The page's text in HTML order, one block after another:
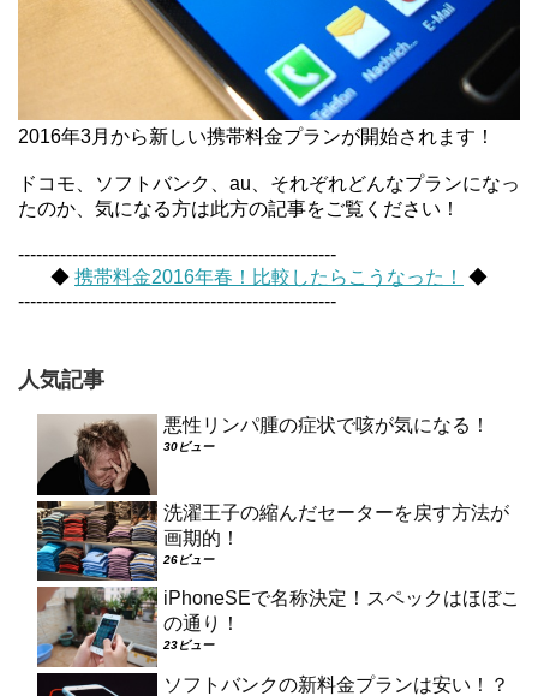
2016年3月から新しい携帯料金プランが開始されます！
ドコモ、ソフトバンク、au、それぞれどんなプランになっ
たのか、気になる方は此方の記事をご覧ください！
-----------------------------------------------------
◆ 携帯料金2016年春！比較したらこうなった！
◆
-----------------------------------------------------
人気記事
悪性リンパ腫の症状で咳が気になる！
30ビュー
洗濯王子の縮んだセーターを戻す方法が
画期的！
26ビュー
iPhoneSEで名称決定！スペックはほぼこ
の通り！
23ビュー
ソフトバンクの新料金プランは安い！？